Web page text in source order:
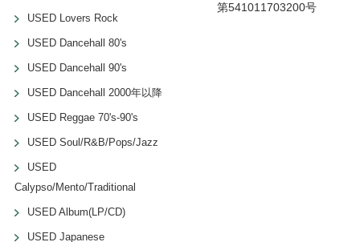
USED Lovers Rock
USED Dancehall 80's
USED Dancehall 90's
USED Dancehall 2000年以降
USED Reggae 70's-90's
USED Soul/R&B/Pops/Jazz
USED
Calypso/Mento/Traditional
USED Album(LP/CD)
USED Japanese
第541011703200号